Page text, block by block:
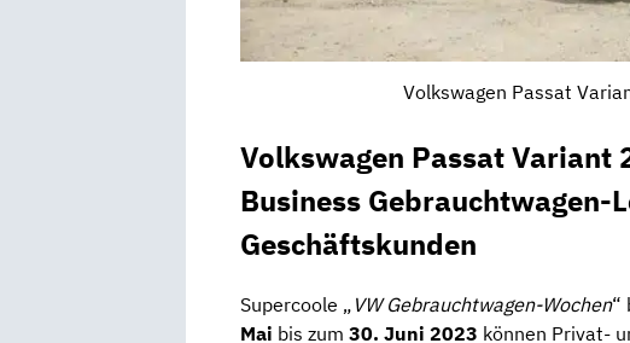
Volkswagen Passat
Volkswagen Passat Variant
Business Gebrauchtwagen-
Geschäftskunden
Supercoole „ VW Gebrauchtwagen-Wochen“
Mai bis zum 30. Juni 2023 können Privat-